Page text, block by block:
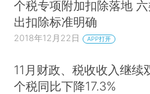
个税专项附加扣除落地
出扣除标准明确
2018年12月22日 APP打开
11月财政、税收收入继续
个税同比下降17.3%